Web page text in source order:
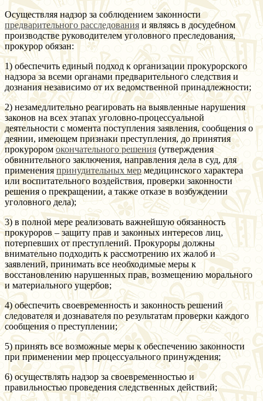
Осуществляя надзор за соблюдением законности
предварительного расследования и являясь в досудебном
производстве руководителем уголовного преследования,
прокурор обязан:
1) обеспечить единый подход к организации прокурорского
надзора за всеми органами предварительного следствия и
дознания независимо от их ведомственной принадлежности;
2) незамедлительно реагировать на выявленные нарушения
законов на всех этапах уголовно-процессуальной
деятельности с момента поступления заявления, сообщения о
деянии, имеющем признаки преступления, до принятия
прокуроромокончательного решения (утверждения
обвинительного заключения, направления дела в суд, для
примененияпринудительных мермедицинского характера
или воспитательного воздействия, проверки законности
решения о прекращении, а также отказе в возбуждении
уголовного дела);
3) в полной мере реализовать важнейшую обязанность
прокуроров – защиту прав и законных интересов лиц,
потерпевших от преступлений. Прокуроры должны
внимательно подходить к рассмотрению их жалоб и
заявлений, принимать все необходимые меры к
восстановлению нарушенных прав, возмещению морального
и материального ущербов;
4) обеспечить своевременность и законность решений
следователя и дознавателя по результатам проверки каждого
сообщения о преступлении;
5) принять все возможные меры к обеспечению законности
при применении мер процессуального принуждения;
6) осуществлять надзор за своевременностью и
правильностью проведения следственных действий;